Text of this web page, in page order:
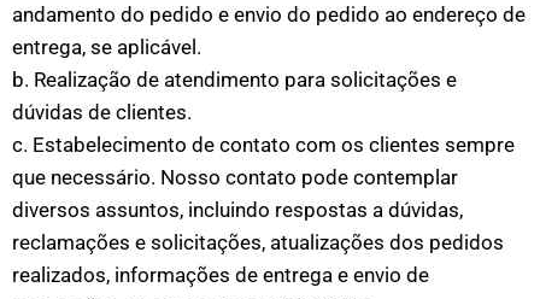
andamento do pedido e envio do pedido ao endereço de
entrega, se aplicável.
b. Realização de atendimento para solicitações e
dúvidas de clientes.
c. Estabelecimento de contato com os clientes sempre
que necessário. Nosso contato pode contemplar
diversos assuntos, incluindo respostas a dúvidas,
reclamações e solicitações, atualizações dos pedidos
realizados, informações de entrega e envio de